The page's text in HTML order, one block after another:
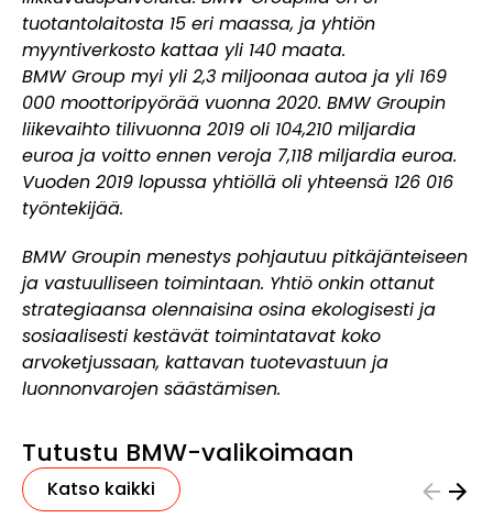
tuotantolaitosta 15 eri maassa, ja yhtiön
myyntiverkosto kattaa yli 140 maata.
BMW Group myi yli 2,3 miljoonaa autoa ja yli 169
000 moottoripyörää vuonna 2020. BMW Groupin
liikevaihto tilivuonna 2019 oli 104,210 miljardia
euroa ja voitto ennen veroja 7,118 miljardia euroa.
Vuoden 2019 lopussa yhtiöllä oli yhteensä 126 016
työntekijää.
BMW Groupin menestys pohjautuu pitkäjänteiseen
ja vastuulliseen toimintaan. Yhtiö onkin ottanut
strategiaansa olennaisina osina ekologisesti ja
sosiaalisesti kestävät toimintatavat koko
arvoketjussaan, kattavan tuotevastuun ja
luonnonvarojen säästämisen.
Tutustu BMW-valikoimaan
Katso kaikki